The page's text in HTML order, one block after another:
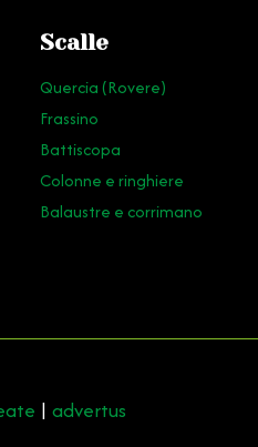
Scalle
Quercia (Rovere)
Frassino
Battiscopa
Colonne e ringhiere
Balaustre e corrimano
| advertus